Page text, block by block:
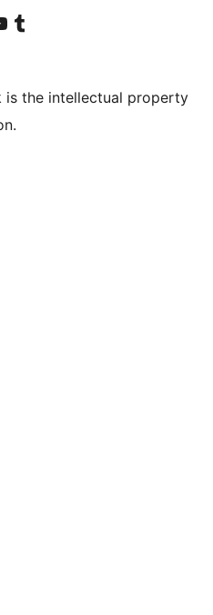
de TikTokcanal de YouTube
Visita nuestra cuenta de Tumblr
is the intellectual property